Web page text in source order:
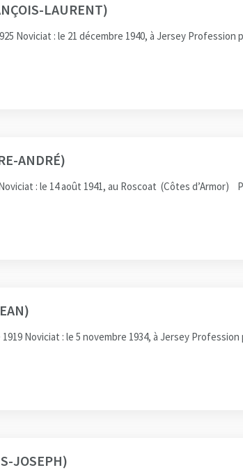
LAURENT)
Noviciat : le 21 décembre 1940, à Jersey
ANDRÉ)
: le 14 août 1941, au Roscoat (Côtes
1919 Noviciat : le 5 novembre 1934, à Jersey
JOSEPH)